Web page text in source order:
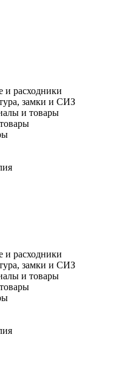
и расходники
замки и СИЗ
и товары
и расходники
замки и СИЗ
и товары